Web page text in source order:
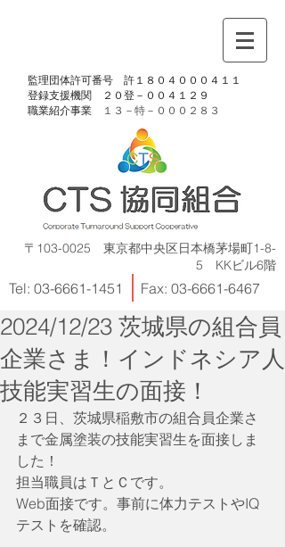
​監理団体許可番号 許１８０４０００４１１
​登録支援機関 ２０登－００４１２９
​職業紹介事業
１３－特－ ０００２８３
〒103-0025 東京都中央区日本橋茅場町1-8-
5 KKビル6階
Tel: 03-6661-1451 Fax: 03-6661-6467
2024/12/23 茨城県の組合員
企業さま！インドネシア人
技能実習生の面接！
２３日、茨城県稲敷市の組合員企業さ
まで金属塗装の技能実習生を面接しま
した！
担当職員はＴとＣです。
Web面接です。事前に体力テストやIQ
テストを確認。